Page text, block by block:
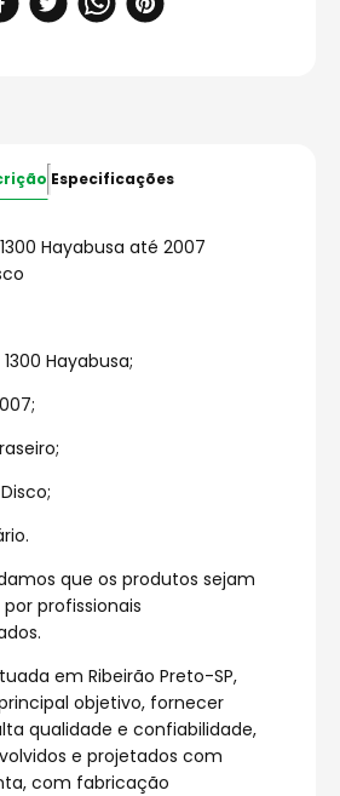
Especificações
Hayabusa até 2007
Hayabusa;
que os produtos sejam
profissionais
em Ribeirão Preto-SP,
objetivo, fornecer
qualidade e confiabilidade,
e projetados com
com fabricação